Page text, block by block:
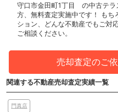
守口市金田町1丁目 の中古テラ
方、無料査定実施中です！
もち
ション、どんな不動産でもご対
ご相談ください。
売却査定のご
関連する不動産売却査定実績一覧
門真店